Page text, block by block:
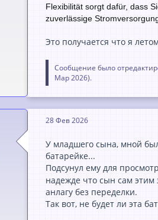
Flexibilität sorgt dafür, dass
zuverlässige
Это получается что я
Сообщение было
Мар 2026).
28 Фев 2026
У младшего сына, мной
батарейке...
Подсунул ему для
надежде что сын сам этим
анлагу без переделки.
Так вот, не будет ли эта